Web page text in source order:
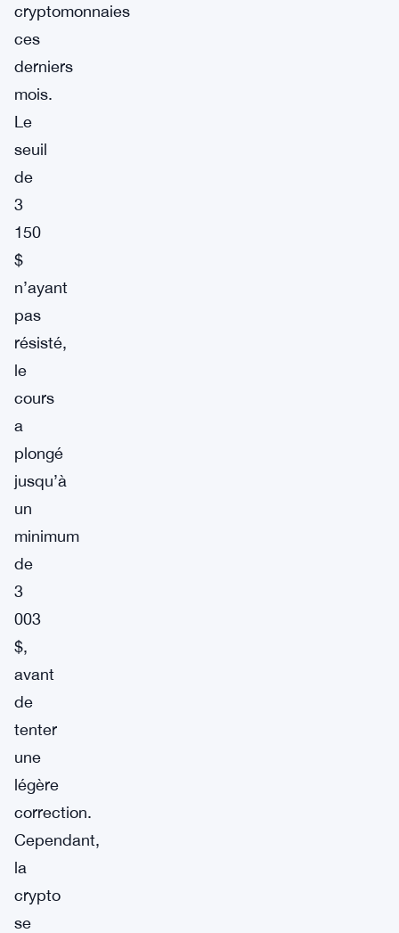
cryptomonnaies
ces
derniers
mois.
Le
seuil
de
3
150
$
n’ayant
pas
résisté,
le
cours
a
plongé
jusqu’à
un
minimum
de
3
003
$,
avant
de
tenter
une
légère
correction.
Cependant,
la
crypto
se